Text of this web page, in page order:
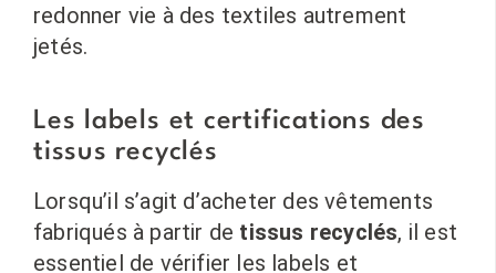
redonner vie à des textiles autrement
jetés.
Les labels et certifications des
tissus recyclés
Lorsqu’il s’agit d’acheter des vêtements
fabriqués à partir de tissus recyclés, il est
essentiel de vérifier les labels et